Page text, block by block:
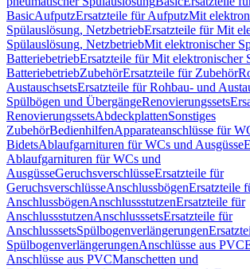
BasicAufputzErsatzteile für AufputzMit
Spülauslösung, NetzbetriebErsatzteile für Mit
Spülauslösung, NetzbetriebMit elektronischer
BatteriebetriebErsatzteile für Mit elektronischer
BatteriebetriebZubehörErsatzteile für Zubehör
AustauschsetsErsatzteile für Rohbau- und
Spülbögen und ÜbergängeRenovierungssets
RenovierungssetsAbdeckplattenSonstiges
ZubehörBedienhilfenApparateanschlüsse für
BidetsAblaufgarnituren für WCs und Ausgüsse
Ablaufgarnituren für WCs und
AusgüsseGeruchsverschlüsseErsatzteile für
GeruchsverschlüsseAnschlussbögenErsatzteile
AnschlussbögenAnschlussstutzenErsatzteile für
AnschlussstutzenAnschlusssetsErsatzteile für
AnschlusssetsSpülbogenverlängerungen
SpülbogenverlängerungenAnschlüsse aus PVC
Anschlüsse aus PVCManschetten und